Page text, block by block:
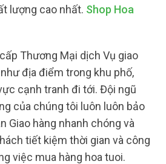
lượng cao nhất. Shop Hoa
Thương Mại dịch Vụ giao
địa điểm trong khu phố,
cạnh tranh đi tới. Đội ngũ
của chúng tôi luôn luôn bảo
Giao hàng nhanh chóng và
tiết kiệm thời gian và công
việc mua hàng hoa tuoi.